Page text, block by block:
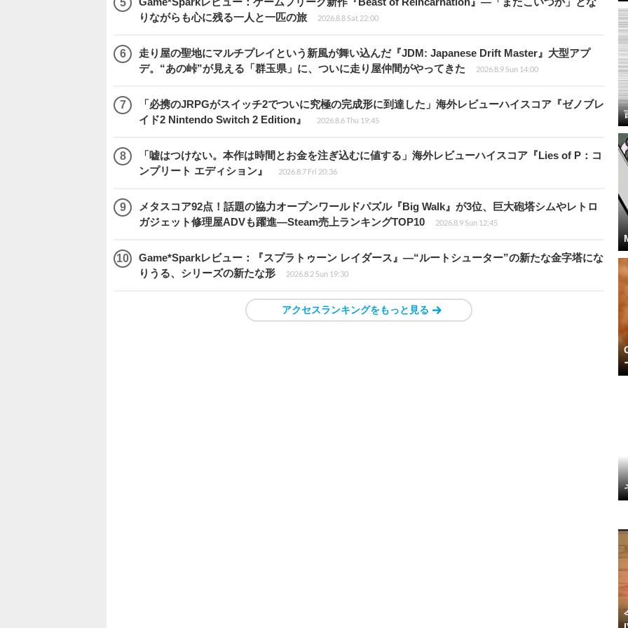
りながらも心に残る一人と一匹の旅
2026.8.8 Sat 22:00
走り屋の聖地にマルチプレイという新風が舞い込んだ『JDM: Japanese Drift Master』大型アプ
デ。“あの峠”が見える「群玉県」に、ついに走り屋仲間がやってきた
2026.8.9 Sun 14:00
「必携のJRPGがスイッチ2でついに究極の完成形に到達した」海外レビューハイスコア『ゼノブレ
イド2 Nintendo Switch 2 Edition』
2026.8.6 Thu 19:45
「嘘はつけない。本作は時間とお金を注ぎ込むに値する」海外レビューハイスコア『Lies of P：コ
ンプリート エディション』
2026.8.7 Fri 20:36
メタスコア92点！話題の協力オープンワールドパズル『Big Walk』が3位、巨大砲塔シムやレトロ
ガジェット修理屋ADVも躍進―Steam売上ランキングTOP10
2026.8.9 Sun 12:45
Game*Sparkレビュー：『スプラトゥーン レイダース』―“ルートシューター”の新たな金字塔にな
りうる、シリーズの新たな形
2026.8.2 Sun 19:30
アクセスランキングをもっと見る